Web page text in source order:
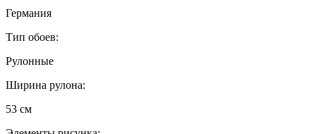
Германия
Тип обоев:
Рулонные
Ширина рулона:
53 см